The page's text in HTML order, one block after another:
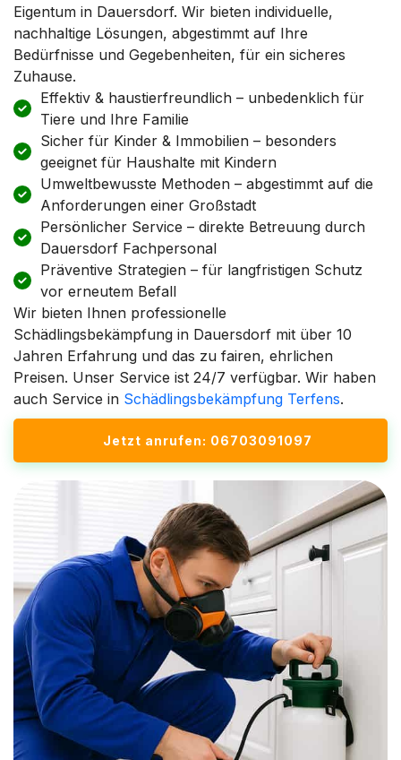
Eigentum in Dauersdorf. Wir bieten individuelle,
nachhaltige Lösungen, abgestimmt auf Ihre
Bedürfnisse und Gegebenheiten, für ein sicheres
Zuhause.
Effektiv & haustierfreundlich – unbedenklich für
Tiere und Ihre Familie
Sicher für Kinder & Immobilien – besonders
geeignet für Haushalte mit Kindern
Umweltbewusste Methoden – abgestimmt auf die
Anforderungen einer Großstadt
Persönlicher Service – direkte Betreuung durch
Dauersdorf Fachpersonal
Präventive Strategien – für langfristigen Schutz
vor erneutem Befall
Wir bieten Ihnen professionelle
Schädlingsbekämpfung in Dauersdorf mit über 10
Jahren Erfahrung und das zu fairen, ehrlichen
Preisen. Unser Service ist 24/7 verfügbar. Wir haben
auch Service in Schädlingsbekämpfung Terfens.
Jetzt anrufen: 06703091097